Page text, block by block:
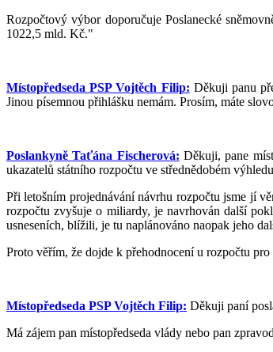
Rozpočtový výbor doporučuje Poslanecké
1022,5 mld. Kč."
Místopředseda PSP Vojtěch Filip: Děkuji panu
Jinou písemnou přihlášku nemám. Prosím, máte
Poslankyně Taťána Fischerová: Děkuji, pane
ukazatelů státního rozpočtu ve střednědobém
Při letošním projednávání návrhu rozpočtu jsme jí
rozpočtu zvyšuje o miliardy, je navrhován další
usneseních, blížili, je tu naplánováno naopak jeho
Proto věřím, že dojde k přehodnocení u rozpočtu
Místopředseda PSP Vojtěch Filip: Děkuji paní
Má zájem pan místopředseda vlády nebo pan